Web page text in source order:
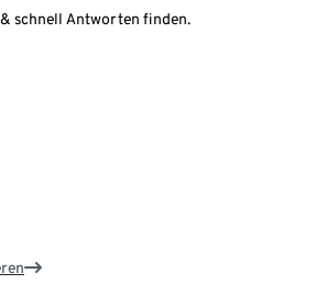
schnell Antworten finden.